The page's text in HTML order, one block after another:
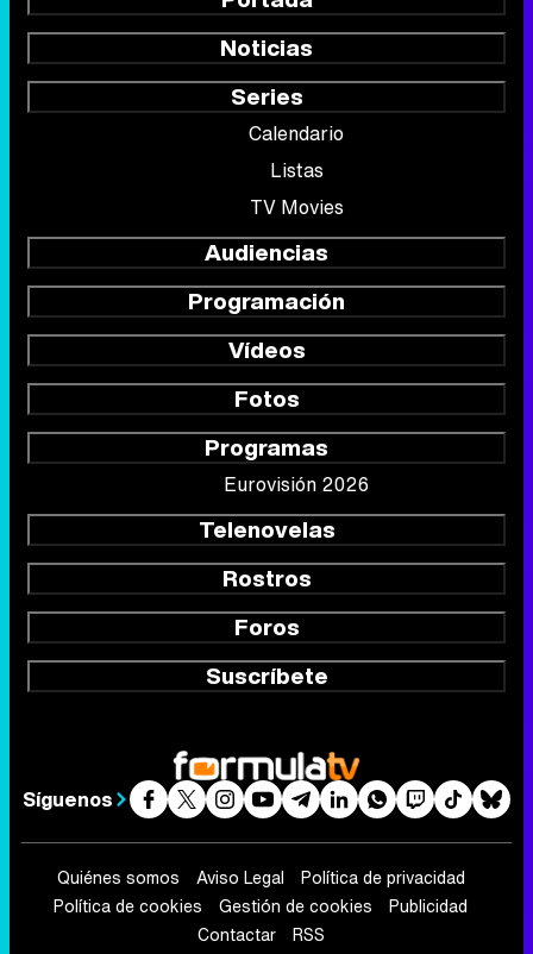
Noticias
Series
Calendario
Listas
TV Movies
Audiencias
Programación
Vídeos
Fotos
Programas
Eurovisión 2026
Telenovelas
Rostros
Foros
Suscríbete
Síguenos
Quiénes somos Aviso Legal
Política de privacidad
Política de cookies
Gestión de cookies
Publicidad
Contactar
RSS